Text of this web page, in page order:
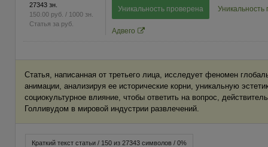
27343 зн.
150.00 руб. / 1000 зн.
Статья за руб.
Уникальность проверена Уникальность
Адвего
Статья, написанная от третьего лица, исследует феномен
анимации, анализируя ее исторические корни, уникальную
социокультурное влияние, чтобы ответить на вопрос,
Голливудом в мировой индустрии развлечений.
Краткий текст статьи / 150 из 27343 символов / 0%